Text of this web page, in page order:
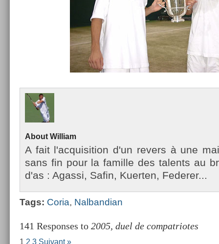
About Wil­liam
A fait l'ac­quisi­tion d'un re­v­ers à une
sans fin pour la famil­le des talents au
d'as : Agas­si, Safin, Kuert­en, Feder­er...
Tags: Coria, Nal­bandian
141 Responses to 2005, duel de compatriotes
1 2 3 Suivant »